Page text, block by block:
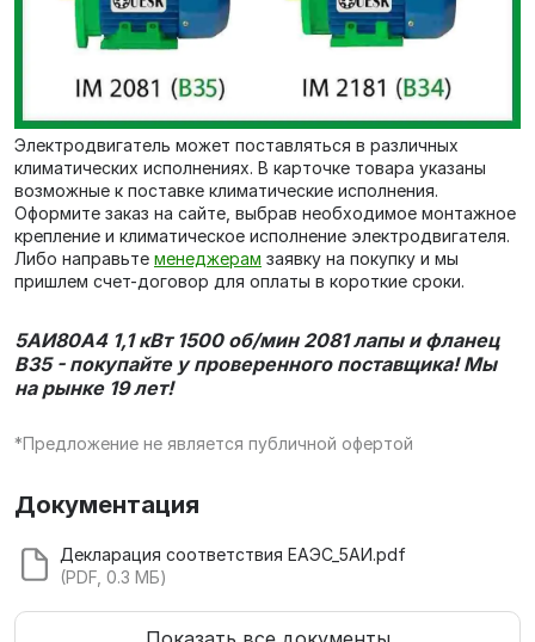
Электродвигатель может поставляться в различных
климатических исполнениях. В карточке товара указаны
возможные к поставке климатические исполнения.
Оформите заказ на сайте, выбрав необходимое монтажное
крепление и климатическое исполнение электродвигателя.
Либо направьте менеджерам заявку на покупку и мы
пришлем счет-договор для оплаты в короткие сроки.
5АИ80А4 1,1 кВт 1500 об/мин 2081 лапы и фланец
В35 - покупайте у проверенного поставщика! Мы
на рынке 19 лет!
*Предложение не является публичной офертой
Документация
Декларация соответствия ЕАЭС_5АИ.pdf
(PDF, 0.3 МБ)